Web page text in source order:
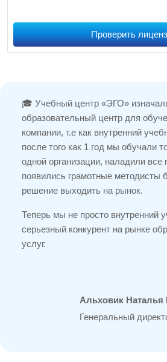
Проверить
🎓 Учебный центр «ЭГО»
образовательный центр для
компании, т.е как внутренний
после того как 1 год мы обучали
одной организации, наладили все
появились грамотные методисты
решение выходить на рынок.
Теперь мы не просто внутренний
серьезный конкурент на рынке
услуг.
Альховик
Генеральный